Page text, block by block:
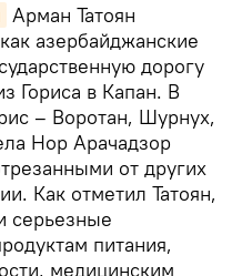
Арман Татоян
азербайджанские
дорогу
Гориса в Капан. В
– Воротан, Шурнух,
Нор Арачадзор
от других
Как отметил Татоян,
серьезные
питания,
медицинским